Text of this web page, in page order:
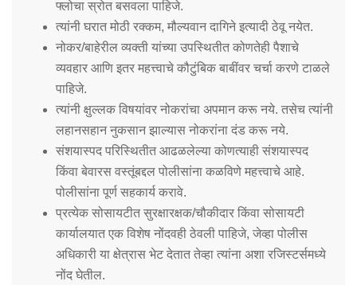
फ्लोचा स्रोत बसवला पाहिजे.
त्यांनी घरात मोठी रक्कम, मौल्यवान दागिने इत्यादी ठेवू नयेत.
नोकर/बाहेरील व्यक्ती यांच्या उपस्थितीत कोणतेही पैशाचे
व्यवहार आणि इतर महत्त्वाचे कौटुंबिक बाबींवर चर्चा करणे टाळले
पाहिजे.
त्यांनी क्षुल्लक विषयांवर नोकरांचा अपमान करू नये. तसेच त्यांनी
लहानसहान नुकसान झाल्यास नोकरांना दंड करू नये.
संशयास्पद परिस्थितीत आढळलेल्या कोणत्याही संशयास्पद
किंवा बेवारस वस्तूंबद्दल पोलीसांना कळविणे महत्त्वाचे आहे.
पोलीसांना पूर्ण सहकार्य करावे.
प्रत्येक सोसायटीत सुरक्षारक्षक/चौकीदार किंवा सोसायटी
कार्यालयात एक विशेष नोंदवही ठेवली पाहिजे, जेव्हा पोलीस
अधिकारी या क्षेत्रास भेट देतात तेव्हा त्यांना अशा रजिस्टर्समध्ये
नोंद घेतील.